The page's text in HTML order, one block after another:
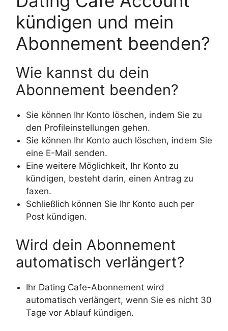
kündigen und mein
Abonnement beenden?
Wie kannst du dein
Abonnement beenden?
Sie können Ihr Konto löschen, indem Sie zu
den Profileinstellungen gehen.
Sie können Ihr Konto auch löschen, indem Sie
eine E-Mail senden.
Eine weitere Möglichkeit, Ihr Konto zu
kündigen, besteht darin, einen Antrag zu
faxen.
Schließlich können Sie Ihr Konto auch per
Post kündigen.
Wird dein Abonnement
automatisch verlängert?
Ihr Dating Cafe-Abonnement wird
automatisch verlängert, wenn Sie es nicht 30
Tage vor Ablauf kündigen.